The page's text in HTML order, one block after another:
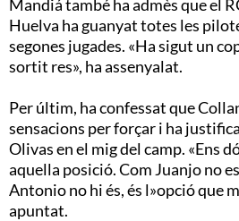
Mandiá també ha admès que el
Huelva ha guanyat totes les
segones jugades. «Ha sigut un
sortit res», ha assenyalat.
Per últim, ha confessat que
sensacions per forçar i ha
Olivas en el mig del camp. «Ens
aquella posició. Com Juanjo no
Antonio no hi és, és l»opció que
apuntat.